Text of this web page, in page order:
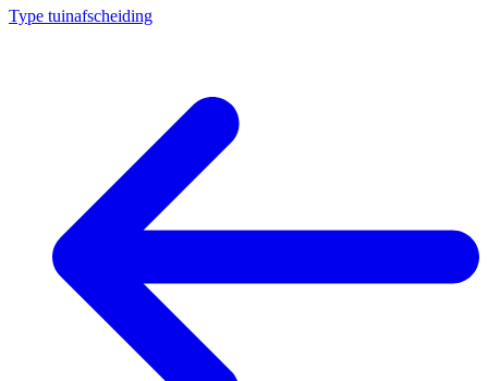
Type tuinafscheiding